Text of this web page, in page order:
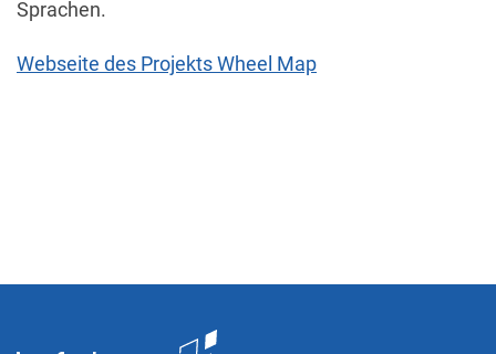
Sprachen.
Webseite des Projekts Wheel Map